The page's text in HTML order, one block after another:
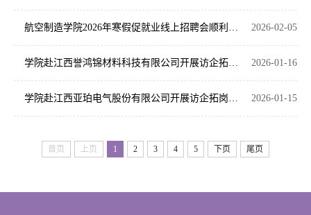
2026-02-05
航空制造学院2026年寒假促就业线上招聘会顺利启幕 中汽新能携优质岗位精准揽才
2026-01-16
学院赴江西誉鸿锦材料科技有限公司开展访企拓岗-2026年1月
2026-01-15
学院赴江西亚珀电气股份有限公司开展访企拓岗活动-2026年1月
首页 上页 1 2 3 4 5 下页 尾页